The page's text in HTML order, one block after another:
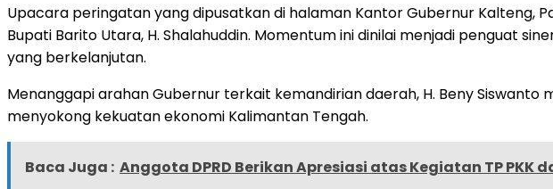
Upacara peringatan yang dipusatkan di halaman Kantor Gubernur Kalteng,
Bupati Barito Utara, H. Shalahuddin. Momentum ini dinilai menjadi penguat
yang berkelanjutan.
Menanggapi arahan Gubernur terkait kemandirian daerah, H. Beny
menyokong kekuatan ekonomi Kalimantan Tengah.
Baca Juga : Anggota DPRD Berikan Apresiasi atas Kegiatan TP PKK